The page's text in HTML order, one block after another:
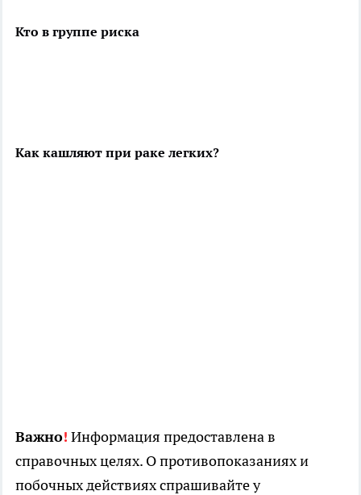
Кто в группе риска
Как кашляют при раке легких?
Важно! Информация предоставлена в
справочных целях. О противопоказаниях и
побочных действиях спрашивайте у